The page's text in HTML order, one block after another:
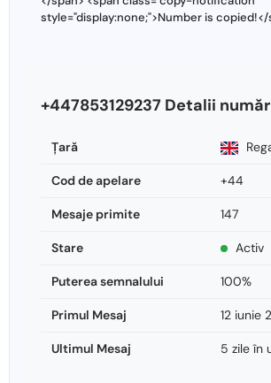
style="display:none;">Number is copied!</
+447853129237 Detalii număr
Ţară
Cod de apelare +44
Mesaje primite 147
Stare Activ
Puterea semnalului 100%
Primul Mesaj 12 iunie
Ultimul Mesaj 5 zile în